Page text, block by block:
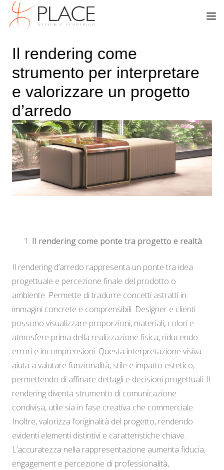
Il rendering come
strumento per interpretare
e valorizzare un progetto
d’arredo
Il rendering come ponte tra progetto e realtà
Il rendering d’arredo rappresenta un ponte tra idea
progettuale e percezione finale del prodotto o
ambiente. Permette di tradurre concetti astratti in
immagini concrete e comprensibili. Designer e clienti
possono visualizzare proporzioni, materiali, colori e
atmosfere prima della realizzazione fisica, riducendo
errori e incomprensioni. Questa interpretazione visiva
aiuta a valutare funzionalità, stile e impatto estetico,
permettendo di affinare dettagli e decisioni progettuali. Il
rendering diventa strumento di comunicazione
condivisa, utile sia in fase creativa che commerciale.
Inoltre, valorizza l’originalità del progetto, rendendo
evidenti elementi distintivi e caratteristiche chiave.
L’accuratezza nella rappresentazione aumenta fiducia,
engagement e percezione di professionalità,